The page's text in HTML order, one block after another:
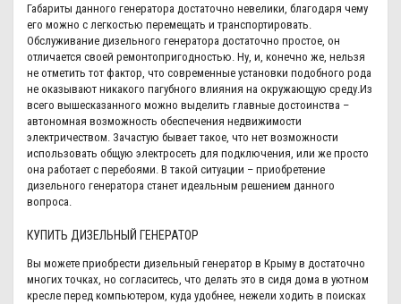
Габариты данного генератора достаточно невелики, благодаря чему
его можно с легкостью перемещать и транспортировать.
Обслуживание дизельного генератора достаточно простое, он
отличается своей ремонтопригодностью. Ну, и, конечно же, нельзя
не отметить тот фактор, что современные установки подобного рода
не оказывают никакого пагубного влияния на окружающую среду.Из
всего вышесказанного можно выделить главные достоинства –
автономная возможность обеспечения недвижимости
электричеством. Зачастую бывает такое, что нет возможности
использовать общую электросеть для подключения, или же просто
она работает с перебоями. В такой ситуации – приобретение
дизельного генератора станет идеальным решением данного
вопроса.
КУПИТЬ ДИЗЕЛЬНЫЙ ГЕНЕРАТОР
Вы можете приобрести дизельный генератор в Крыму в достаточно
многих точках, но согласитесь, что делать это в сидя дома в уютном
кресле перед компьютером, куда удобнее, нежели ходить в поисках